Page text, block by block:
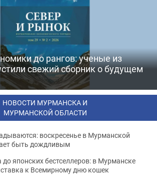
до рангов: ученые из
свежий сборник о будущем
НОВОСТИ МУРМАНСКА И
МУРМАНСКОЙ ОБЛАСТИ
воскресенье в Мурманской
быть дождливым
японских бестселлеров: в Мурманске
к Всемирному дню кошек